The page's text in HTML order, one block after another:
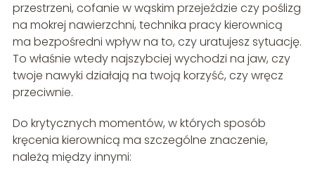
przestrzeni, cofanie w wąskim przejeździe czy poślizg
na mokrej nawierzchni, technika pracy kierownicą
ma bezpośredni wpływ na to, czy uratujesz sytuację.
To właśnie wtedy najszybciej wychodzi na jaw, czy
twoje nawyki działają na twoją korzyść, czy wręcz
przeciwnie.
Do krytycznych momentów, w których sposób
kręcenia kierownicą ma szczególne znaczenie,
należą między innymi: